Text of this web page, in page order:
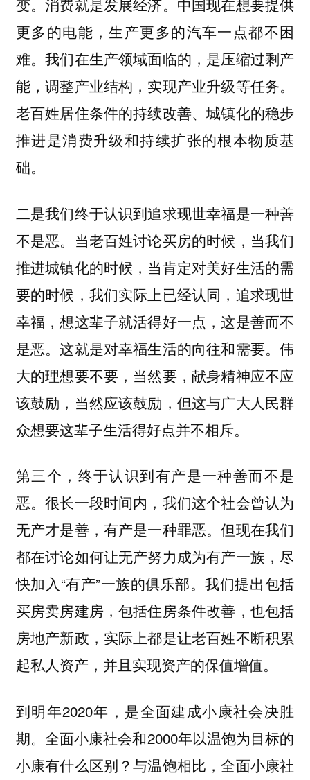
变。消费就是发展经济。中国现在想要提供
更多的电能，生产更多的汽车一点都不困
难。我们在生产领域面临的，是压缩过剩产
能，调整产业结构，实现产业升级等任务。
老百姓居住条件的持续改善、城镇化的稳步
推进是消费升级和持续扩张的根本物质基
础。
二是我们终于认识到追求现世幸福是一种善
不是恶。当老百姓讨论买房的时候，当我们
推进城镇化的时候，当肯定对美好生活的需
要的时候，我们实际上已经认同，追求现世
幸福，想这辈子就活得好一点，这是善而不
是恶。这就是对幸福生活的向往和需要。伟
大的理想要不要，当然要，献身精神应不应
该鼓励，当然应该鼓励，但这与广大人民群
众想要这辈子生活得好点并不相斥。
第三个，终于认识到有产是一种善而不是
恶。很长一段时间内，我们这个社会曾认为
无产才是善，有产是一种罪恶。但现在我们
都在讨论如何让无产努力成为有产一族，尽
快加入“有产”一族的俱乐部。我们提出包括
买房卖房建房，包括住房条件改善，也包括
房地产新政，实际上都是让老百姓不断积累
起私人资产，并且实现资产的保值增值。
到明年2020年，是全面建成小康社会决胜
期。全面小康社会和2000年以温饱为目标的
小康有什么区别？与温饱相比，全面小康社